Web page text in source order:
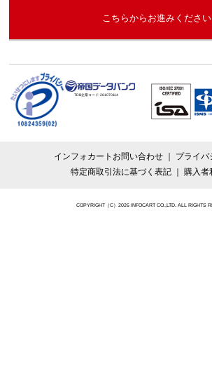
こちらからお進みください
TDB企業コード:261070114
インフォカートお問い合わせ
プライバ
特定商取引法に基づく表記
購入者
COPYRIGHT（C）2026 INFOCART CO.,LTD. ALL RIGHTS